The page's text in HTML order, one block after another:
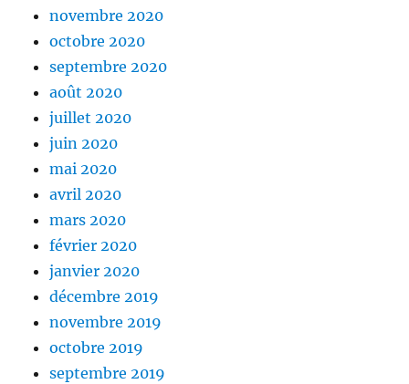
novembre 2020
octobre 2020
septembre 2020
août 2020
juillet 2020
juin 2020
mai 2020
avril 2020
mars 2020
février 2020
janvier 2020
décembre 2019
novembre 2019
octobre 2019
septembre 2019